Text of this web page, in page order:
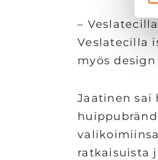
–
Veslatecilla
myös
Jaatinen
ratkaisuista